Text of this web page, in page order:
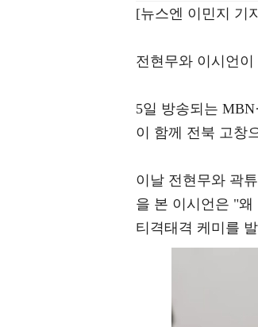
[뉴스엔 이민지 기
전현무와 이시언
5일 방송되는
이 함께 전북 고창
이날 전현무와 곽
을 본 이시언은 "
티격태격 케미를